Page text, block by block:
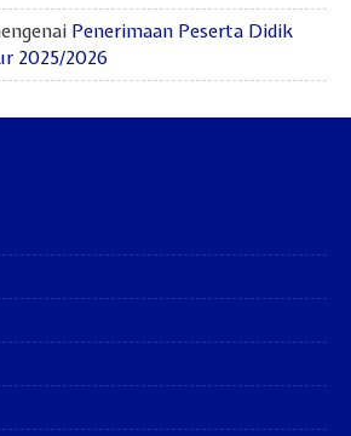
Penerimaan Peserta Didik
2025/2026